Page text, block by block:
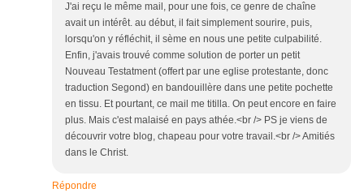
J'ai reçu le même mail, pour une fois, ce genre de chaîne
avait un intérêt. au début, il fait simplement sourire, puis,
lorsqu'on y réfléchit, il sème en nous une petite culpabilité.
Enfin, j'avais trouvé comme solution de porter un petit
Nouveau Testatment (offert par une eglise protestante, donc
traduction Segond) en bandouillère dans une petite pochette
en tissu. Et pourtant, ce mail me titilla. On peut encore en faire
plus. Mais c'est malaisé en pays athée.<br /> PS je viens de
découvrir votre blog, chapeau pour votre travail.<br /> Amitiés
dans le Christ.
Répondre